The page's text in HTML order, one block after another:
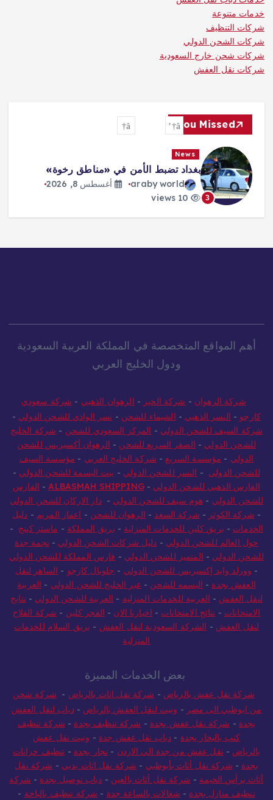
خدمات متنوعة
شركات التنظيف
شركات الشحن الدولي
شركات شحن خارج السعودية
شركات نقل العفش
You Missed
3
News
بغداد تضبط الأمن في «مناطق رخوة»
araby world
أغسطس 8, 2026
أهم المواقع المتخصصة في المملكة العربية السعودية
ودول الخليج العربي
شركة الرهوان - شركة الخير - الرهوان الذهبي - شركة سعودي
كارجو - النسر الذهبي - الشيماء للشحن - نسر الوادي للشحن الدولي -
شركة السيف للشحن الدولي - المركز السعودي للشحن - شركة الخليج
للشحن الدولي - الصقر السريع للشحن - الرهوان أكسبريس للشحن
الدولي - مؤسسة السريع - شركة الخليج العربي - مؤسسة السيف
للشحن الدولي - النسر للشحن الدولي - بيت البسمة للشحن الدولي -
الفارس الذهبي للشحن الدولي -
ALBASMAH SHIPPING
- الفارس
للشحن الدولي - هوم سيف للشحن الدولي -دار الاركان للشحن الدولي
- شركة الكوثر - شركة السعد - الرهوان للشحن - اعمار المريم - دليل
الخدمات - بريق كلين للخدمات المنزلية - بريق المملكة - ماستر كينج -
حول العالم للشحن الدولي - دليل شركات الشحن الدولي - نجمة جدة
للشحن الدولي - المتميز للشحن الدولي - فارس المملكة للشحن الدولي
- وورلد وايد إكسبريس للشحن الدولي - جلوبال كارجو - الساهر لنقل
العفش بجدة - البسمه للشحن - عبر الخليج للشحن الدولي - العربية
لنقل العفش - العربية للخدمات المنزلية - العربية للشحن الدولي - نتايج
الامتحانات - نتائج الامتحانات - اخبارنا الان - الفجر كلين - شركة الفلاح
لنقل العفش - الشركة السعودية لنقل العفش - بريق السلام للخدمات
المنزلية
بعض الخدمات المميزة
شركة نقل عفش بالرياض - شركة نقل اثاث بالرياض - شركة شحن
من ابوظبي الى مصر - ونيت لنقل العفش بالرياض -دباب لنقل العفش
بجدة - شركة نقل عفش بجدة - شركة تنظيف بجدة - شركة تنظيف
كنب بالبخار بجدة - دباب نقل عفش جدة - ونيت نقل عفش
بالرياض - نقل عفش من جدة الي الاردن - نجار بجدة - تنظيف خزانات
بجدة - شركة نقل أثاث بأبوظبي - شركة نقل اثاث بدبي - شركة نقل
أثاث برأس الخيمة - شركة نقل أثاث بالعين - دباب توصيل بجدة - شركة
تنظيف منازل بجدة - شغالات بالساعة جدة - شركة تنظيف بالباحة -